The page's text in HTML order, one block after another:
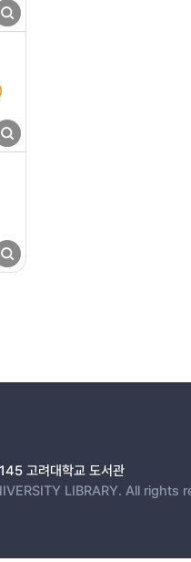
고려대학교 도서관
LIBRARY. All rights